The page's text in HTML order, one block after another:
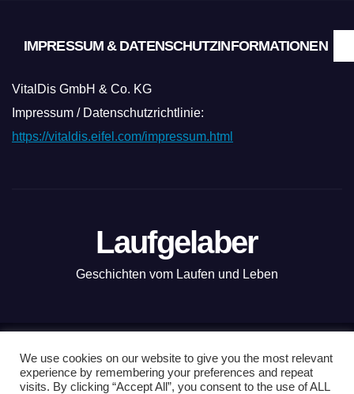
IMPRESSUM & DATENSCHUTZINFORMATIONEN
VitalDis GmbH & Co. KG
Impressum / Datenschutzrichtlinie:
https://vitaldis.eifel.com/impressum.html
Laufgelaber
Geschichten vom Laufen und Leben
Mit Stolz präsentiert von WordPress
Theme: News Live by
Themeansar.
We use cookies on our website to give you the most relevant
experience by remembering your preferences and repeat
visits. By clicking “Accept All”, you consent to the use of ALL